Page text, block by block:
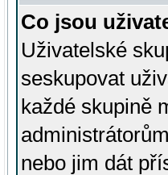
Co jsou
Uživatelské
seskupovat
každé skupině
nebo jim dát